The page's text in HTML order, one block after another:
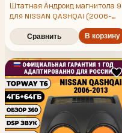
Штатная Андроид магнитола 9
для NISSAN QASHQAI (2006-
2013), 4/64гб, DSP, беспроводной
CarPlay и Android Auto, GPS и
ГЛОНАСС
Сравнить В корзину